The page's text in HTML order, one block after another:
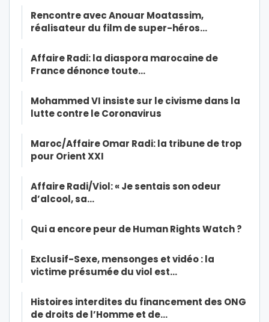
Rencontre avec Anouar Moatassim,
réalisateur du film de super-héros…
Affaire Radi: la diaspora marocaine de
France dénonce toute…
Mohammed VI insiste sur le civisme dans la
lutte contre le Coronavirus
Maroc/Affaire Omar Radi: la tribune de trop
pour Orient XXI
Affaire Radi/Viol: « Je sentais son odeur
d’alcool, sa…
Qui a encore peur de Human Rights Watch ?
Exclusif-Sexe, mensonges et vidéo : la
victime présumée du viol est…
Histoires interdites du financement des ONG
de droits de l’Homme et de…